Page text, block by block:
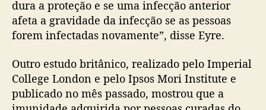
dura a proteção e se uma infecção anterior
afeta a gravidade da infecção se as pessoas
forem infectadas novamente”, disse Eyre.
Outro estudo britânico, realizado pelo Imperial
College London e pelo Ipsos Mori Institute e
publicado no mês passado, mostrou que a